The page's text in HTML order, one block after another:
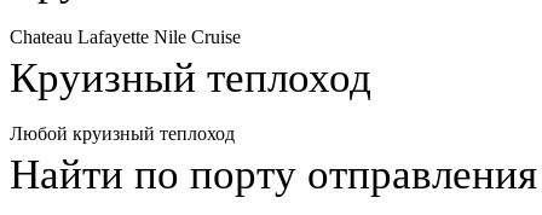
Chateau Lafayette Nile Cruise
Круизный теплоход
Любой круизный теплоход
Найти по порту отправления